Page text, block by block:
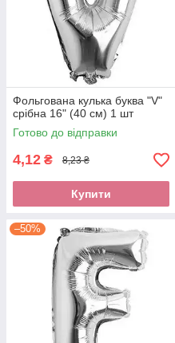
Фольгована кулька буква "V"
срібна 16" (40 см) 1 шт
Готово до відправки
4,12 ₴ 8,23 ₴
Купити
–50%